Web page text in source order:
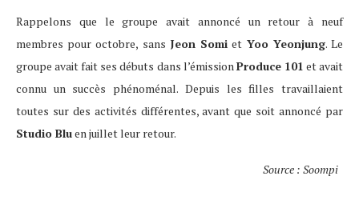
Rappelons que le groupe avait annoncé un retour à neuf
membres pour octobre, sans Jeon Somi et Yoo Yeonjung. Le
groupe avait fait ses débuts dans l’émissionProduce 101 et avait
connu un succès phénoménal. Depuis les filles travaillaient
toutes sur des activités différentes, avant que soit annoncé par
Studio Bluen juillet leur retour.
Source : Soompi